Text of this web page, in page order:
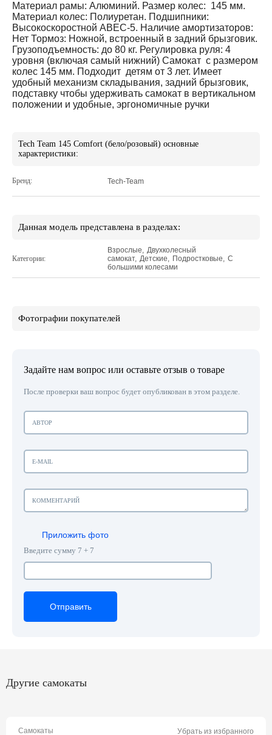
Материал рамы: Алюминий. Размер колес: 145 мм.
Материал колес: Полиуретан. Подшипники:
Высокоскоростной АВЕС-5. Наличие амортизаторов:
Нет Тормоз: Ножной, встроенный в задний брызговик.
Грузоподъемность: до 80 кг. Регулировка руля: 4
уровня (включая самый нижний) Самокат с размером
колес 145 мм. Подходит детям от 3 лет. Имеет
удобный механизм складывания, задний брызговик,
подставку чтобы удерживать самокат в вертикальном
положении и удобные, эргономичные ручки
Tech Team 145 Comfort (бело/розовый) основные
характеристики:
Бренд: Tech-Team
Данная модель представлена в разделах:
Категории:
Взрослые, Двухколесный
самокат, Детские, Подростковые, С
большими колесами
Фотографии покупателей
Задайте нам вопрос или оставьте отзыв о товаре
После проверки ваш вопрос будет опубликован в этом разделе.
Приложить фото
Введите сумму 7 + 7
Отправить
Отправить
Отправить
Другие самокаты
Самокаты Убрать из избранного